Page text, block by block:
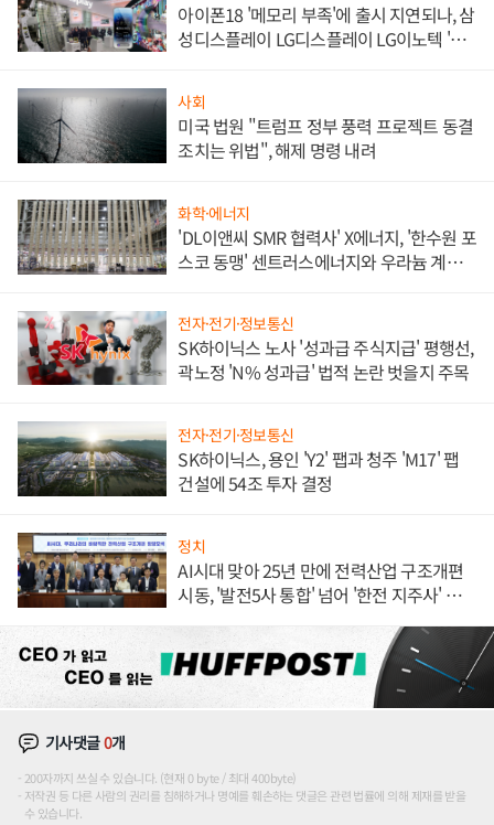
아이폰18 '메모리 부족'에 출시 지연되나, 삼
성디스플레이 LG디스플레이 LG이노텍 '탈
사회
미국 법원 "트럼프 정부 풍력 프로젝트 동결
조치는 위법", 해제 명령 내려
화학·에너지
'DL이앤씨 SMR 협력사' X에너지, '한수원 포
스코 동맹' 센트러스에너지와 우라늄 계약
전자·전기·정보통신
SK하이닉스 노사 '성과급 주식지급' 평행선,
곽노정 'N% 성과급' 법적 논란 벗을지 주목
전자·전기·정보통신
SK하이닉스, 용인 'Y2' 팹과 청주 'M17' 팹
건설에 54조 투자 결정
정치
AI시대 맞아 25년 만에 전력산업 구조개편
시동, '발전5사 통합' 넘어 '한전 지주사' 재편
기사댓글0개
200자까지 쓰실 수 있습니다. (현재 0 byte / 최대 400byte)
저작권 등 다른 사람의 권리를 침해하거나 명예를 훼손하는 댓글은 관련 법률에 의해 제재를 받을
수 있습니다.